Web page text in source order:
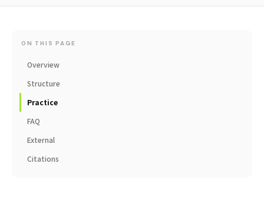
ON THIS PAGE
Overview
Structure
Practice
FAQ
External
Citations